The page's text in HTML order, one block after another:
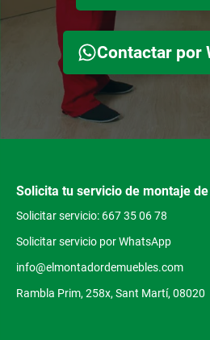
Contactar por
Solicita tu servicio de montaje
Solicitar servicio: 667 35 06 78
Solicitar servicio por WhatsApp
info@elmontadordemuebles.com
Rambla Prim, 258x, Sant Martí, 08020